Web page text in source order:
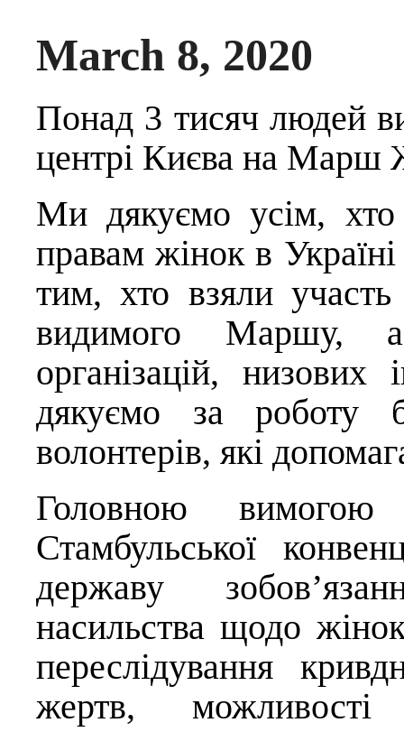
March 8, 2020
Понад 3 тисяч людей
центрі Києва на Марш
Ми дякуємо усім,
правам жінок в
тим, хто взяли участь
видимого Маршу,
організацій, низових
дякуємо за роботу
волонтерів, які
Головною вимогою
Стамбульської
державу
насильства щодо
переслідування
жертв, можливості